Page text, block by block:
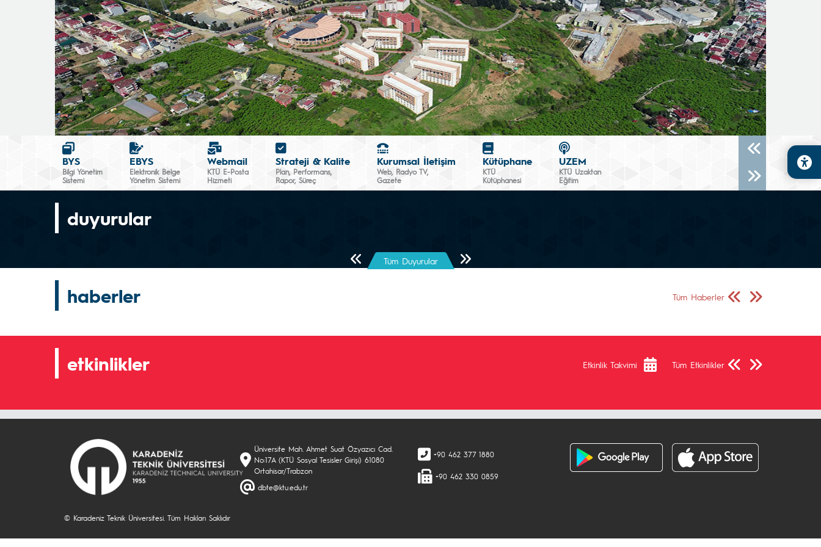
BYS
Bilgi Yönetim
Sistemi
EBYS
Elektronik Belge
Yönetim Sistemi
Webmail
KTÜ E-Posta
Hizmeti
Strateji & Kalite
Plan, Performans,
Rapor, Süreç
Kurumsal İletişim
Web, Radyo TV,
Gazete
Kütüphane
KTÜ
Kütüphanesi
UZEM
KTÜ Uzaktan
Eğitim
duyurular
Önceki SayfaTüm Duyurular Sonraki Sayfa
haberler Tüm Haberler
Önceki Sayfa
Sonraki Sayfa
etkinlikler Etkinlik Takvimi Tüm Etkinlikler
Önceki SayfaSonraki Sayfa
Üniversite Mah. Ahmet Suat Özyazıcı Cad.
No:17A (KTÜ Sosyal Tesisler Girişi) 61080
Ortahisar/Trabzon
dbte@ktu.edu.tr
+90 462 377 1880
+90 462 330 0859
© Karadeniz Teknik Üniversitesi. Tüm Hakları Saklıdır